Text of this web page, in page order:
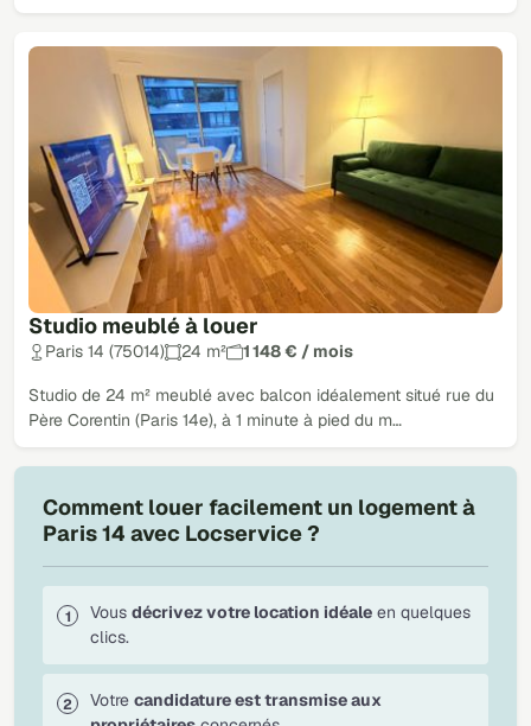
Studio meublé à louer
Paris 14 (75014) 24 m² 1 148 € / mois
Studio de 24 m² meublé avec balcon idéalement situé rue du
Père Corentin (Paris 14e), à 1 minute à pied du m…
Comment louer facilement un logement à
Paris 14 avec Locservice ?
Vous décrivez votre location idéale en quelques
clics.
Votre candidature est transmise aux